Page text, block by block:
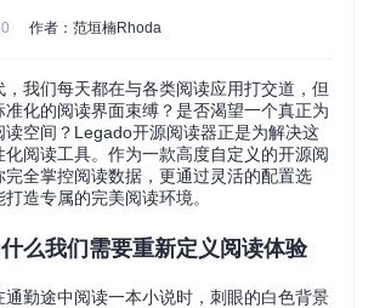
作者：范垣楠Rhoda
我们每天都在与各类阅读应用打交道，但
化的阅读界面束缚？是否渴望一个真正为
读空间？Legado开源阅读器正是为解决这
阅读工具。作为一款高度自定义的开源阅
完全掌控阅读数据，更通过灵活的配置选
造专属的完美阅读环境。
么我们需要重新定义阅读体验
通勤途中阅读一本小说时，刺眼的白色背景